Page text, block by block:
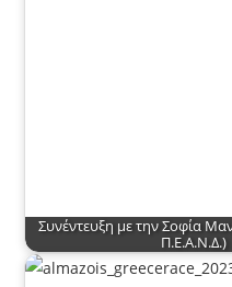
Συνέντευξη με την Σοφία
Π.Ε.Α.Ν.Δ.)